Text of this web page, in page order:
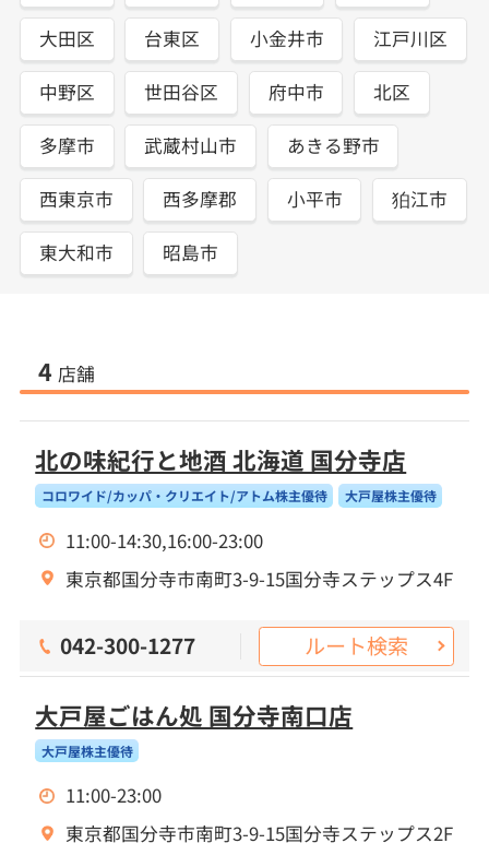
大田区 台東区 小金井市 江戸川区
中野区 世田谷区 府中市 北区
多摩市 武蔵村山市 あきる野市
西東京市 西多摩郡 小平市 狛江市
東大和市 昭島市
4 店舗
北の味紀行と地酒 北海道 国分寺店
コロワイド/カッパ・クリエイト/アトム株主優待 大戸屋株主優待
11:00-14:30,16:00-23:00
東京都国分寺市南町3-9-15国分寺ステップス4F
042-300-1277 ルート検索
大戸屋ごはん処 国分寺南口店
大戸屋株主優待
11:00-23:00
東京都国分寺市南町3-9-15国分寺ステップス2F